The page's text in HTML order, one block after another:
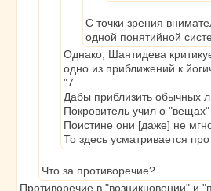
С точки зрения
одной понятийной
Однако, Шантидева
одно из приближений к
"7
Дабы приблизить обычных
Покровитель учил о
Поистине они [даже] не
То здесь усматривается
Что за противоречие?
Противоречие в "возникновении" и